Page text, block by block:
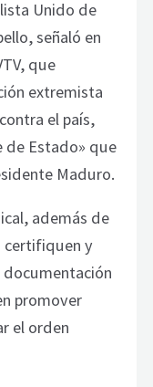
Unido de
señaló en
que
extremista
el país,
de Estado» que
Maduro.
además de
certifiquen y
promover
el orden